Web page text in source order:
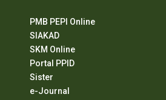
PMB PEPI Online
SIAKAD
SKM Online
Portal PPID
Sister
e-Journal